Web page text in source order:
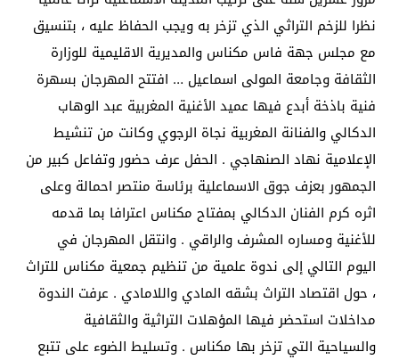
نظرا للزخم التراثي الذي تزخر به ويجب الحفاظ عليه ، بتنسيق
مع مجلس جهة فاس مكناس والمديرية الاقليمية للوزارة
الثقافة وجامعة المولى اسماعيل … افتتح المهرجان بسهرة
فنية باذخة أبدع فيها عميد الأغنية المغربية عبد الوهاب
الدكالي والفنانة المغربية نجاة الرجوي وكانت من تنشيط
الإعلامية نهاد الصنهاجي . الحفل عرف حضور وتفاعل كبير من
الجمهور بعزف جوق الاسماعلية برئاسة منتصر احمالة وعلى
اثره كرم الفنان الدكالي بمفتاح مكناس اعترافا بما قدمه
للأغنية ومساره المشرف والراقي . وانتقل المهرجان في
اليوم التالي إلى ندوة علمية من تنظيم جمعية مكناس للتراث
، حول اقتصاد التراث بشقه المادي واللامادي . عرفت الندوة
مداخلات استحضر فيها المؤهلات التراثية والثقافية
والسياحية التي تزخر بها مكناس . وتسليط الضوء على تتبع